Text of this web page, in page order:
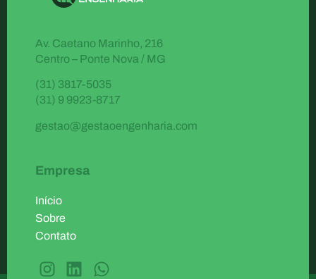
Av. Caetano Marinho, 216
Centro – Ponte Nova / MG
(31) 3817-5035
(31) 9 9923-8717
gestao@gestaoengenharia.com
Empresa
Início
Sobre
Contato